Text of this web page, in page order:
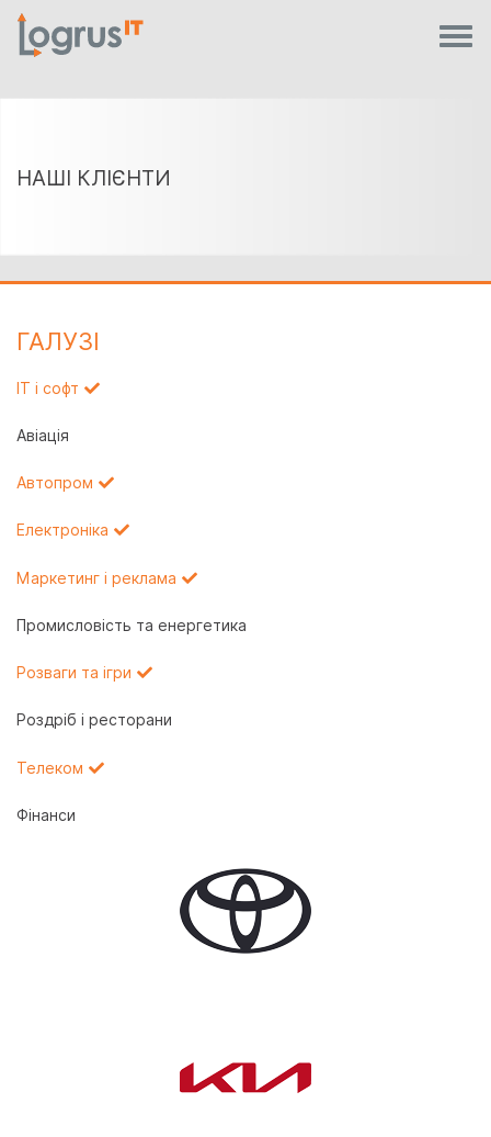
НАШІ КЛІЄНТИ
ГАЛУЗI
IT і софт
Авіація
Автопром
Електроніка
Маркетинг і реклама
Промисловість та енергетика
Розваги та ігри
Роздріб і ресторани
Телеком
Фінанси